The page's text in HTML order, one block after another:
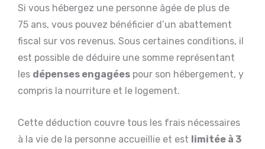
Si vous hébergez une personne âgée de plus de
75 ans, vous pouvez bénéficier d’un abattement
fiscal sur vos revenus. Sous certaines conditions, il
est possible de déduire une somme représentant
les dépenses engagées pour son hébergement, y
compris la nourriture et le logement.
Cette déduction couvre tous les frais nécessaires
à la vie de la personne accueillie et est limitée à 3